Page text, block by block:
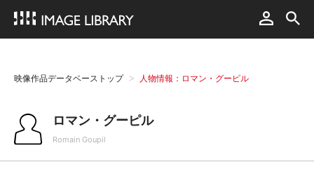
映像作品データベーストップ 人物情報：ロマン・グーピル
ロマン・グーピル
Romain Goupil